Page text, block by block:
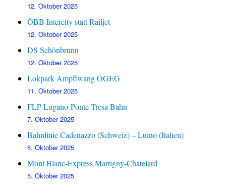
12. Oktober 2025
ÖBB Intercity statt Railjet
12. Oktober 2025
DS Schönbrunn
12. Oktober 2025
Lokpark Ampflwang ÖGEG
11. Oktober 2025
FLP Lugano-Ponte Tresa Bahn
7. Oktober 2025
Bahnlinie Cadenazzo (Schweiz) – Luino (Italien)
6. Oktober 2025
Mont Blanc-Express Martigny-Chatelard
5. Oktober 2025